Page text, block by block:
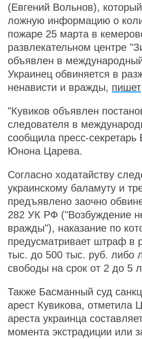
(Евгений Вольнов), который
ложную информацию о
пожаре 25 марта в
развлекательном центре
объявлен в
Украинец обвиняется в
ненависти и вражды, пишет
"Кувиков объявлен
следователя в
сообщила пресс-секретарь
Юнона Царева.
Согласно ходатайству
украинскому баламуту и
предъявлено заочно
282 УК РФ ("Возбуждение
вражды"), наказание по
предусматривает штраф в
тыс. до 500 тыс. руб. либо
свободы на срок от 2 до 5
Также Басманный суд
арест Кувикова, отметила
ареста украинца
момента экстрадиции или